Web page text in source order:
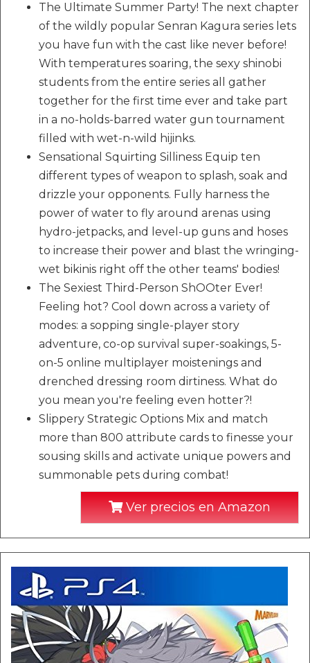
The Ultimate Summer Party! The next chapter
of the wildly popular Senran Kagura series lets
you have fun with the cast like never before!
With temperatures soaring, the sexy shinobi
students from the entire series all gather
together for the first time ever and take part
in a no-holds-barred water gun tournament
filled with wet-n-wild hijinks.
Sensational Squirting Silliness Equip ten
different types of weapon to splash, soak and
drizzle your opponents. Fully harness the
power of water to fly around arenas using
hydro-jetpacks, and level-up guns and hoses
to increase their power and blast the wringing-
wet bikinis right off the other teams' bodies!
The Sexiest Third-Person ShOOter Ever!
Feeling hot? Cool down across a variety of
modes: a sopping single-player story
adventure, co-op survival super-soakings, 5-
on-5 online multiplayer moistenings and
drenched dressing room dirtiness. What do
you mean you're feeling even hotter?!
Slippery Strategic Options Mix and match
more than 800 attribute cards to finesse your
sousing skills and activate unique powers and
summonable pets during combat!
Ver precios en Amazon